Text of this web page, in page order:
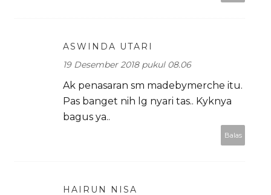
ASWINDA UTARI
19 Desember 2018 pukul 08.06
Ak penasaran sm madebymerche itu.
Pas banget nih lg nyari tas.. Kyknya
bagus ya..
Balas
HAIRUN NISA